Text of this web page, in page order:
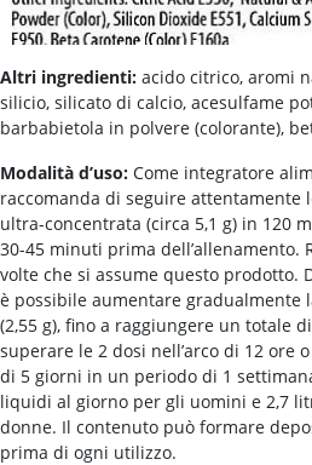
Altri ingredienti: acido citrico, aromi
silicio, silicato di calcio, acesulfame
barbabietola in polvere (colorante),
Modalità d’uso: Come integratore
raccomanda di seguire attentamente
ultra-concentrata (circa 5,1 g) in 120
30-45 minuti prima dell’allenamento.
volte che si assume questo prodotto.
è possibile aumentare gradualmente
(2,55 g), fino a raggiungere un totale
superare le 2 dosi nell’arco di 12 ore
di 5 giorni in un periodo di 1
liquidi al giorno per gli uomini e 2,7
donne. Il contenuto può formare
prima di ogni utilizzo.